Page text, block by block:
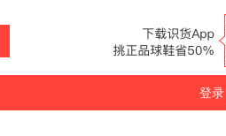
登录